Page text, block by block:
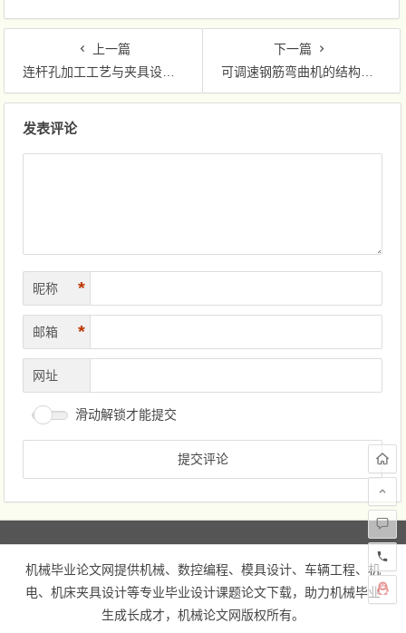
上一篇
连杆孔加工工艺与夹具设计[毕业论文+CAD图纸]
下一篇
可调速钢筋弯曲机的结构设计[毕业论文+CAD图纸+UG模型]
发表评论
昵称 *
邮箱 *
网址
滑动解锁才能提交
机械毕业论文网提供机械、数控编程、模具设计、车辆工程、机
电、机床夹具设计等专业毕业设计课题论文下载，助力机械毕业
生成长成才， 机械论文网版权所有。